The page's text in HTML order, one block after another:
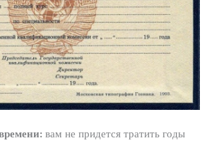
вам не придется тратить годы